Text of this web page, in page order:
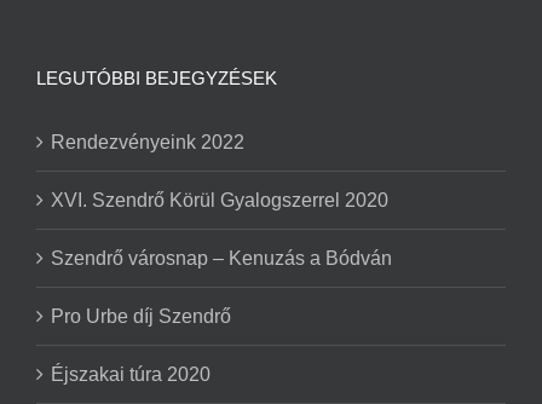
LEGUTÓBBI BEJEGYZÉSEK
Rendezvényeink 2022
XVI. Szendrő Körül Gyalogszerrel 2020
Szendrő városnap – Kenuzás a Bódván
Pro Urbe díj Szendrő
Éjszakai túra 2020